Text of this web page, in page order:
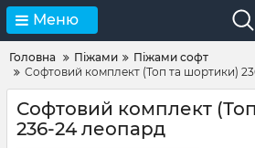
Меню
Головна Піжами
Піжами софт
Софтовий комплект (Топ та шортики)
Софтовий комплект
236-24 леопард